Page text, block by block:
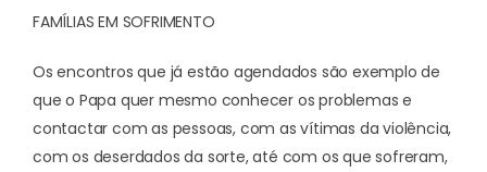
FAMÍLIAS EM SOFRIMENTO
Os encontros que já estão agendados são exemplo de
que o Papa quer mesmo conhecer os problemas e
contactar com as pessoas, com as vítimas da violência,
com os deserdados da sorte, até com os que sofreram,